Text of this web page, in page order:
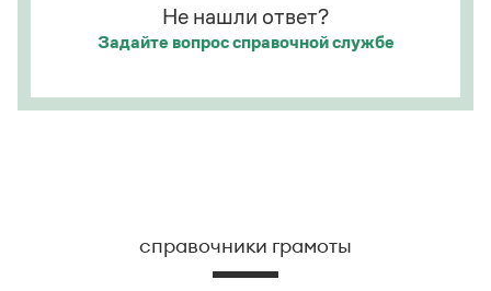
официально сталоМолдовой.
Страница ответа
Не нашли ответ?
Задайте вопроссправочной службе
справочники грамоты